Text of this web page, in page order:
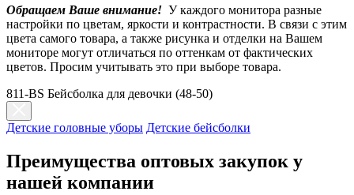
Обращаем Ваше внимание! У каждого монитора разные
настройки по цветам, яркости и контрастности. В связи с этим
цвета самого товара, а также рисунка и отделки на Вашем
мониторе могут отличаться по оттенкам от фактических
цветов. Просим учитывать это при выборе товара.
811-BS Бейсболка для девочки (48-50)
Детские головные уборы Детские бейсболки
Преимущества оптовых закупок у
нашей компании